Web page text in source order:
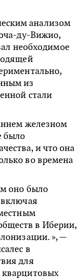
анализом
ду-Вижио,
необходимое
из
стали
железном
было
и что она
во времена
оно было
в Иберии,
», —
в
для
кварцитовых